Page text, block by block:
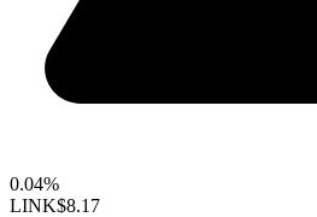
0.04%
LINK$8.17